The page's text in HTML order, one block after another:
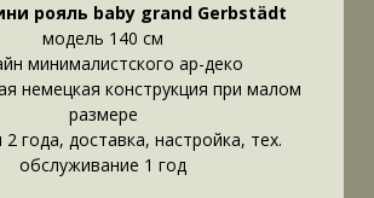
рояль baby grand Gerbstädt
модель 140 см
минималистского ар-деко
немецкая конструкция при малом
размере
2 года, доставка, настройка, тех.
обслуживание 1 год